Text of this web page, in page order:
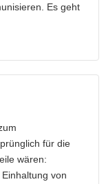
Es geht
für die
wären:
von